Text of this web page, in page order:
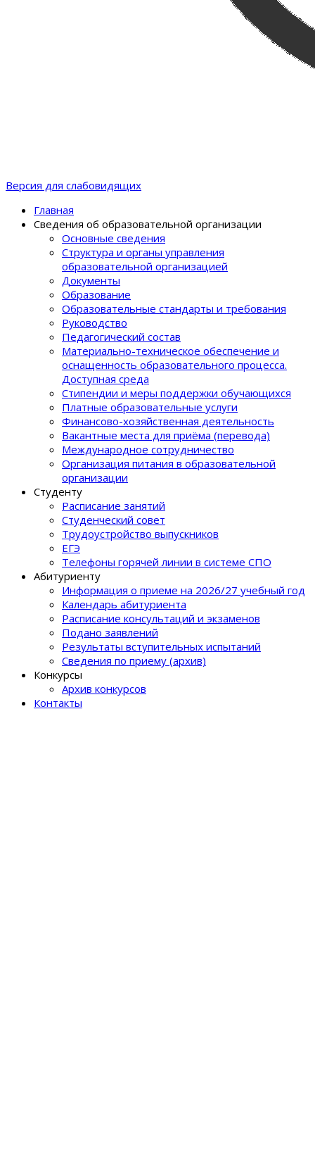
Версия для слабовидящих
Главная
Сведения об образовательной организации
Основные сведения
Структура и органы управления
образовательной организацией
Документы
Образование
Образовательные стандарты и требования
Руководство
Педагогический состав
Материально-техническое обеспечение и
оснащенность образовательного процеcса.
Доступная среда
Стипендии и меры поддержки обучающихся
Платные образовательные услуги
Финансово-хозяйственная деятельность
Вакантные места для приёма (перевода)
Международное сотрудничество
Организация питания в образовательной
организации
Студенту
Расписание занятий
Студенческий совет
Трудоустройство выпускников
ЕГЭ
Телефоны горячей линии в системе СПО
Абитуриенту
Информация о приеме на 2026/27 учебный год
Календарь абитуриента
Расписание консультаций и экзаменов
Подано заявлений
Результаты вступительных испытаний
Сведения по приему (архив)
Конкурсы
Архив конкурсов
Контакты